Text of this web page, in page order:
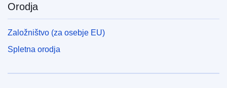
Orodja
Založništvo (za osebje EU)
Spletna orodja